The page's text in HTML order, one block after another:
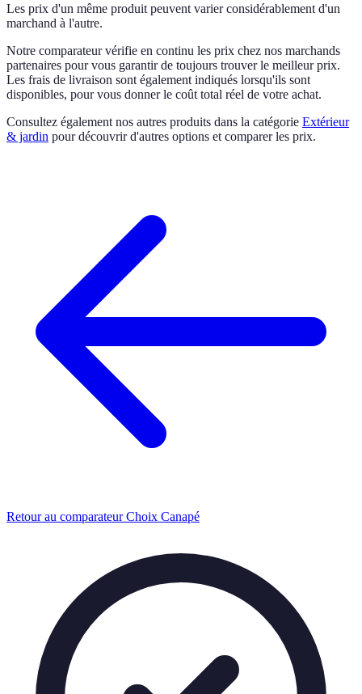
Les prix d'un même produit peuvent varier considérablement d'un
marchand à l'autre.
Notre comparateur vérifie en continu les prix chez nos marchands
partenaires pour vous garantir de toujours trouver le meilleur prix.
Les frais de livraison sont également indiqués lorsqu'ils sont
disponibles, pour vous donner le coût total réel de votre achat.
Consultez également nos autres produits dans la catégorie Extérieur
& jardin pour découvrir d'autres options et comparer les prix.
Retour au comparateur Choix Canapé